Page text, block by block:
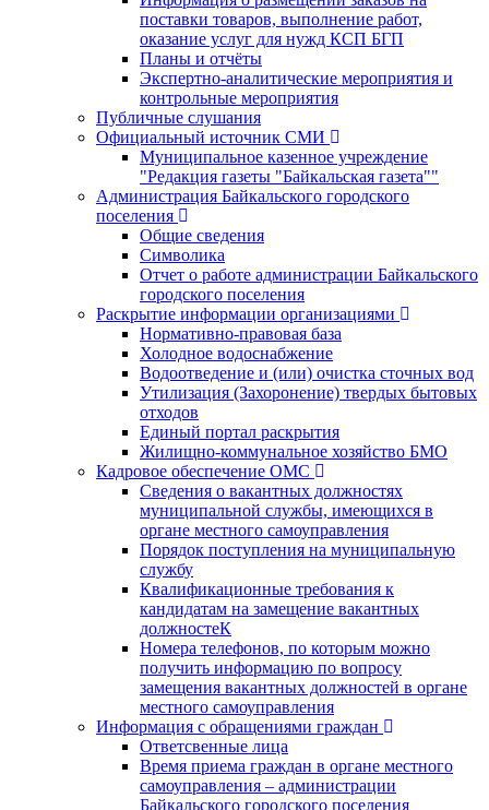
поставки товаров, выполнение работ,
оказание услуг для нужд КСП БГП
Планы и отчёты
Экспертно-аналитические мероприятия и
контрольные мероприятия
Публичные слушания
Официальный источник СМИ
Муниципальное казенное учреждение
"Редакция газеты "Байкальская газета""
Администрация Байкальского городского
поселения
Общие сведения
Символика
Отчет о работе администрации Байкальского
городского поселения
Раскрытие информации организациями
Нормативно-правовая база
Холодное водоснабжение
Водоотведение и (или) очистка сточных вод
Утилизация (Захоронение) твердых бытовых
отходов
Единый портал раскрытия
Жилищно-коммунальное хозяйство БМО
Кадровое обеспечение ОМС
Сведения о вакантных должностях
муниципальной службы, имеющихся в
органе местного самоуправления
Порядок поступления на муниципальную
службу
Квалификационные требования к
кандидатам на замещение вакантных
должностеК
Номера телефонов, по которым можно
получить информацию по вопросу
замещения вакантных должностей в органе
местного самоуправления
Информация с обращениями граждан
Ответсвенные лица
Время приема граждан в органе местного
самоуправления – администрации
Байкальского городского поселения